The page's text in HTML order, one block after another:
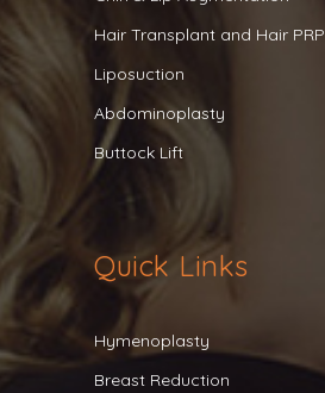
Hair Transplant and Hair PRP
Liposuction
Abdominoplasty
Buttock Lift
Quick Links
Hymenoplasty
Breast Reduction